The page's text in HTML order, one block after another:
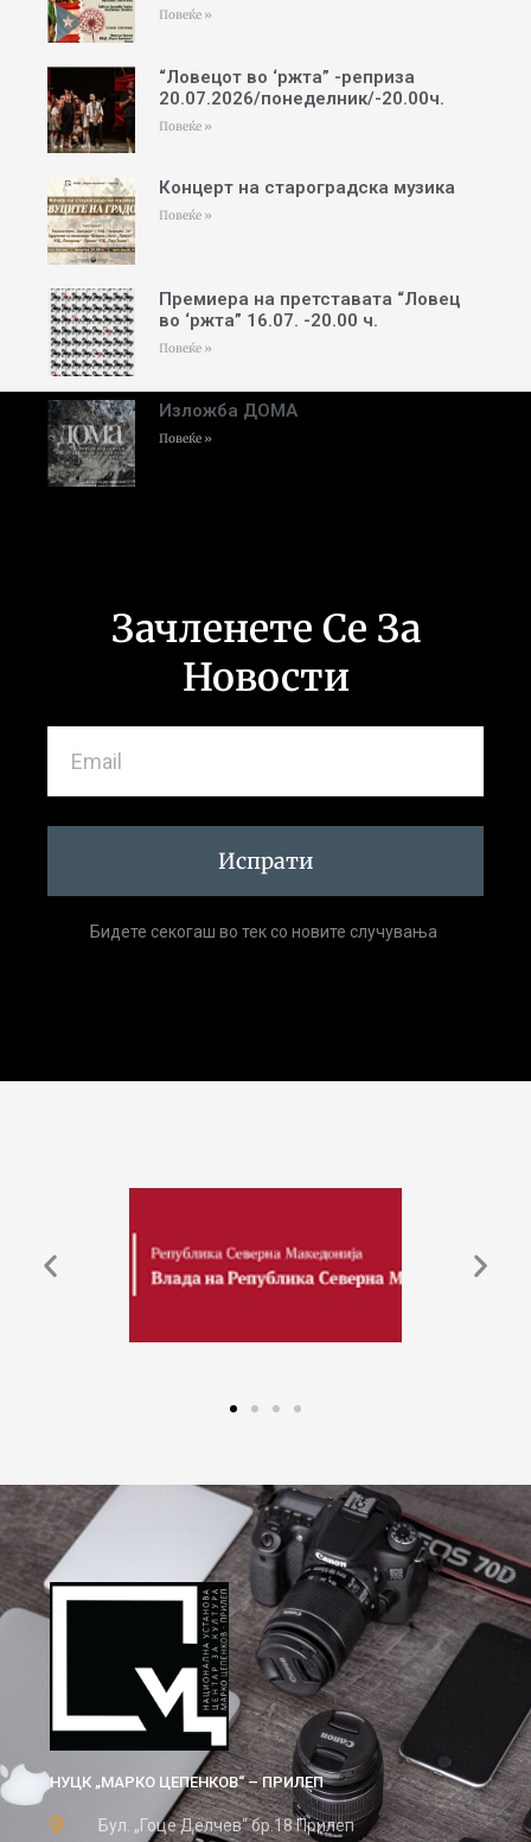
Повеќе »
“Ловецот во ‘ржта” -реприза
20.07.2026/понеделник/-20.00ч.
Повеќе »
Концерт на староградска музика
Повеќе »
Премиера на претставата “Ловец
во ‘ржта” 16.07. -20.00 ч.
Повеќе »
Изложба ДОМА
Повеќе »
Зачленете Се За
Новости
Испрати
Бидете секогаш во тек со новите случувања
НУЦК „МАРКО ЦЕПЕНКОВ“ – ПРИЛЕП
Бул. „Гоце Делчев“ бр.18 Прилеп